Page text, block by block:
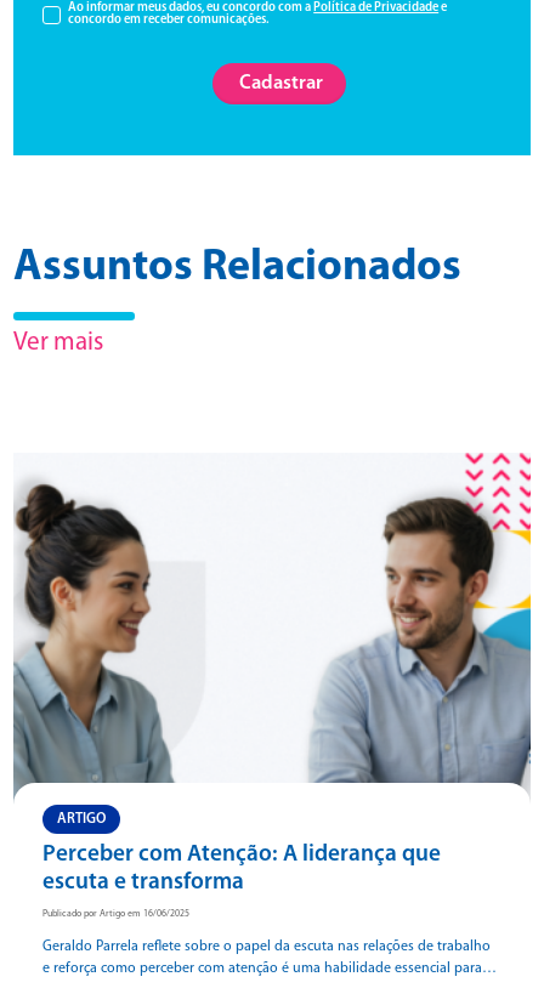
Ao informar meus dados, eu concordo com a Política de Privacidadee
concordo em receber comunicações.
Cadastrar
Assuntos Relacionados
Ver mais
ARTIGO
Perceber com Atenção: A liderança que
escuta e transforma
Publicado por Artigo em 16/06/2025
Geraldo Parrela reflete sobre o papel da escuta nas relações de trabalho
e reforça como perceber com atenção é uma habilidade essencial para